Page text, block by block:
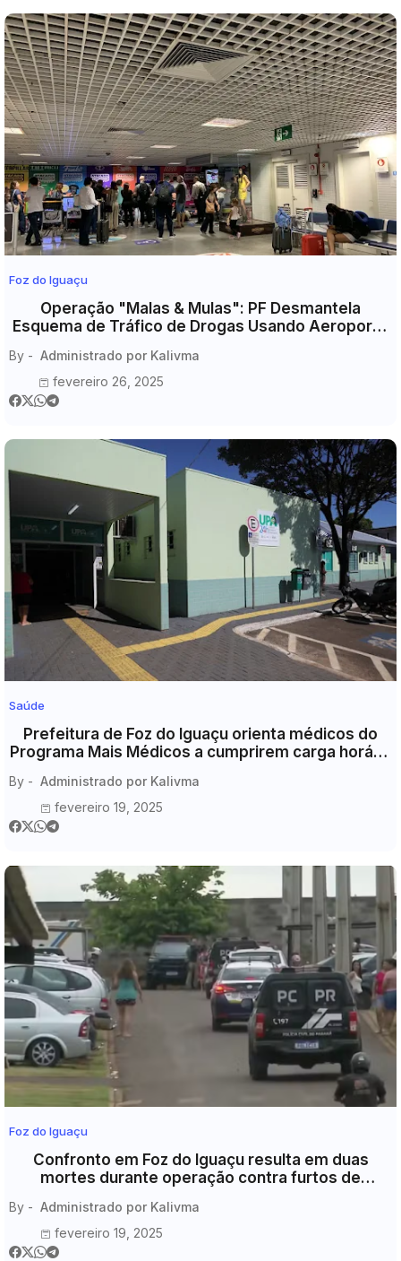
Foz do Iguaçu
Operação "Malas & Mulas": PF Desmantela
Esquema de Tráfico de Drogas Usando Aeroporto
By - Administrado por Kalivma
fevereiro 26, 2025
Saúde
Prefeitura de Foz do Iguaçu orienta médicos do
Programa Mais Médicos a cumprirem carga horária
By - Administrado por Kalivma
fevereiro 19, 2025
Foz do Iguaçu
Confronto em Foz do Iguaçu resulta em duas
mortes durante operação contra furtos de
By - Administrado por Kalivma
fevereiro 19, 2025